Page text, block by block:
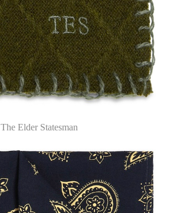
The Elder Statesman